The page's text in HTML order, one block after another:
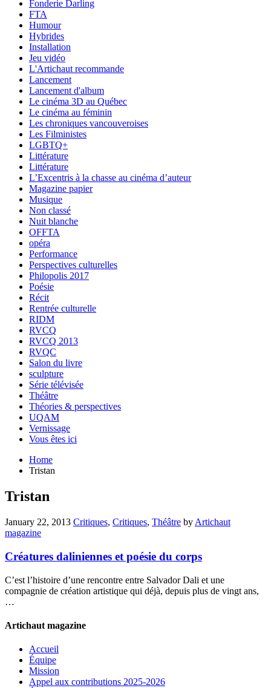
Fonderie Darling
FTA
Humour
Hybrides
Installation
Jeu vidéo
L'Artichaut recommande
Lancement
Lancement d'album
Le cinéma 3D au Québec
Le cinéma au féminin
Les chroniques vancouveroises
Les Filministes
LGBTQ+
Littérature
Littérature
L’Excentris à la chasse au cinéma d’auteur
Magazine papier
Musique
Non classé
Nuit blanche
OFFTA
opéra
Performance
Perspectives culturelles
Philopolis 2017
Poésie
Récit
Rentrée culturelle
RIDM
RVCQ
RVCQ 2013
RVQC
Salon du livre
sculpture
Série télévisée
Théâtre
Théories & perspectives
UQAM
Vernissage
Vous êtes ici
Home
Tristan
Tristan
January 22, 2013 Critiques, Critiques, Théâtre by Artichaut
magazine
Créatures daliniennes et poésie du corps
C’est l’histoire d’une rencontre entre Salvador Dali et une
compagnie de création artistique qui déjà, depuis plus de vingt ans,
…
Artichaut magazine
Accueil
Équipe
Mission
Appel aux contributions 2025-2026